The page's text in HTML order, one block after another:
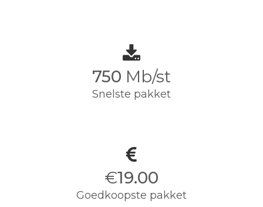
750 Mb/st
Snelste pakket
€19.00
Goedkoopste pakket